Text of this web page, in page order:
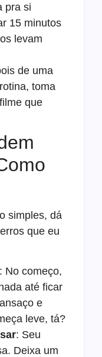
pra si
15 minutos
levam
de uma
toma
que
simples, dá
que eu
: No começo,
até ficar
e
leve, tá?
: Seu
Deixa um